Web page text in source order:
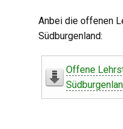
Anbei die offenen
Südburgenland:
Offene